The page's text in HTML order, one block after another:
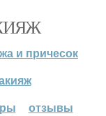
и причесок
отзывы